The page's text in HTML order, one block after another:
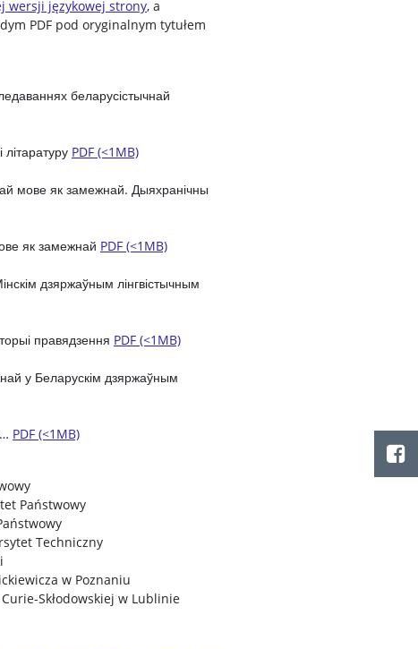
wersji językowej strony, a
PDF pod oryginalnym tytułem
беларусістычнай
PDF (<1MB)
мове як замежнай. Дыяхранічны
як замежнай PDF (<1MB)
дзяржаўным лінгвістычным
правядзення PDF (<1MB)
у Беларускім дзяржаўным
PDF (<1MB)
Państwowy
Techniczny
w Poznaniu
Skłodowskiej w Lublinie